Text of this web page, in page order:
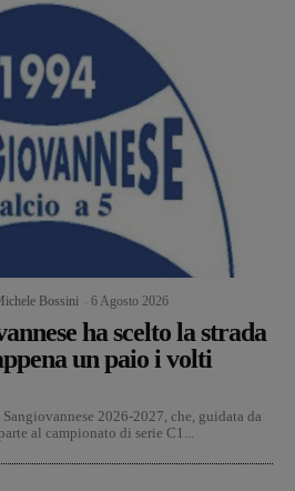
Bossini 6 Agosto 2026
ha scelto la strada
un paio i volti
2026-2027, che, guidata da
al campionato di serie C1...